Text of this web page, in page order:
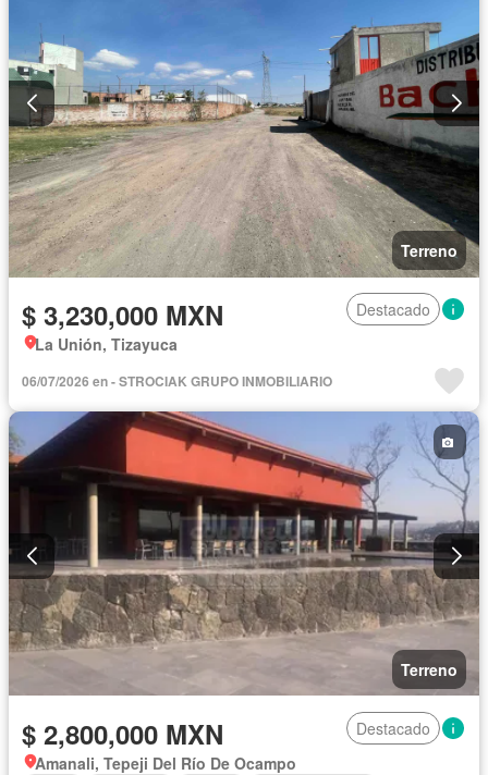
Terreno
$ 3,230,000 MXN
Destacado
La Unión, Tizayuca
06/07/2026 en - STROCIAK GRUPO INMOBILIARIO
Terreno
$ 2,800,000 MXN
Destacado
Amanali, Tepeji Del Río De Ocampo